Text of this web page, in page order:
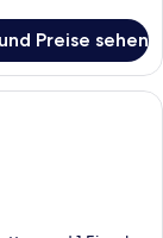
Preise sehen
kostenlosen